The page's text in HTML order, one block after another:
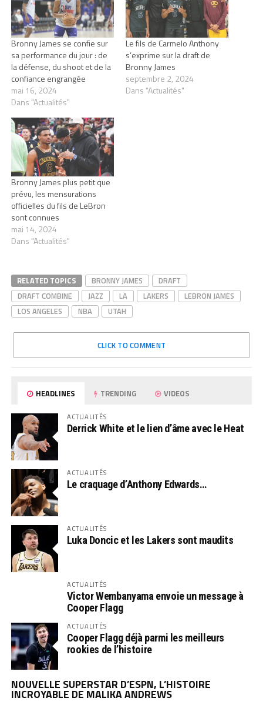
Bronny James se confie sur
sa performance du jour : de
la défense, du shoot et de la
confiance engrangée
mai 16, 2024
Dans "Actualités"
Le fils de Carmelo Anthony
s’exprime sur la draft de
Bronny James
septembre 2, 2024
Dans "Actualités"
Bronny James plus petit que
prévu, les mensurations
officielles du fils de LeBron
sont connues
mai 14, 2024
Dans "Actualités"
RELATED TOPICS BRONNY JAMES
DRAFT
DRAFT COMBINE
JAZZ LA LAKERS
LEBRON JAMES
LOS ANGELES
NBA UTAH
CLICK TO COMMENT
HEADLINES TRENDING VIDEOS
ACTUALITÉS
Derrick White et le lien d’âme avec le Heat
ACTUALITÉS
Le craquage d’Anthony Edwards…
ACTUALITÉS
Luka Doncic et les Lakers sont maudits
ACTUALITÉS
Victor Wembanyama envoie un message à
Cooper Flagg
ACTUALITÉS
Cooper Flagg déjà parmi les meilleurs
rookies de l’histoire
NOUVELLE SUPERSTAR D’ESPN, L’HISTOIRE
INCROYABLE DE MALIKA ANDREWS